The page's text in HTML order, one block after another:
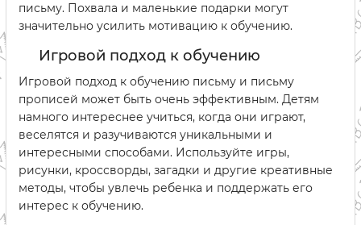
письму. Похвала и маленькие подарки могут
значительно усилить мотивацию к обучению.
Игровой подход к обучению
Игровой подход к обучению письму и письму
прописей может быть очень эффективным. Детям
намного интереснее учиться, когда они играют,
веселятся и разучиваются уникальными и
интересными способами. Используйте игры,
рисунки, кроссворды, загадки и другие креативные
методы, чтобы увлечь ребенка и поддержать его
интерес к обучению.